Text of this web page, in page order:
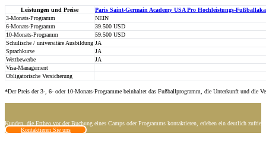
Leistungen und Preise
Paris Saint-Germain Academy USA Pro Hochleistungs-
3-Monats-Programm
NEIN
6-Monats-Programm
39.500 USD
10-Monats-Programm
59.500 USD
Schulische / universitäre Ausbildung JA
Sprachkurse
JA
Wettbewerbe
JA
Visa-Management
Obligatorische Versicherung
*Der Preis der 3-, 6- oder 10-Monats-Programme beinhaltet das Fußballprogramm, die Unterkunft und die
Kunden, die Ertheo vor der Buchung eines Camps oder Programms kontaktieren, erleben ein deutlich
Kontaktieren Sie uns